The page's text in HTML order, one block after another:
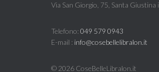
Via San Giorgio, 75, Santa Giustina
Telefono: 049 579 0943
E-mail : info@cosebellelibralon.it
© 2026 CoseBelleLibralon.it